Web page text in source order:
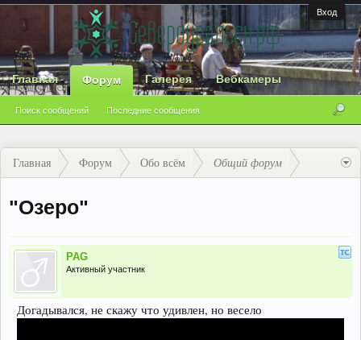
Вход
Главная Форум
Поиск сообщений Последние сообщения
Галерея Вебкамеры
Главная Форум Обо всём Общий форум
"Озеро"
PAG
Активный участник
Догадывался, не скажу что удивлен, но весело